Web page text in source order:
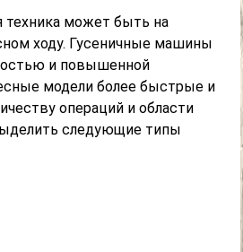
техника может быть на
ходу. Гусеничные машины
и повышенной
модели более быстрые и
операций и области
следующие типы